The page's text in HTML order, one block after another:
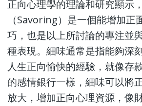
正向心理學的理論和研究顯示
（Savoring）是一個能增加正
巧，也是以上所討論的專注並
種表現。細味通常是指能夠深
人生正向愉快的經驗，就像存
的感情銀行一樣，細味可以將
放大，增加正向心理資源，像